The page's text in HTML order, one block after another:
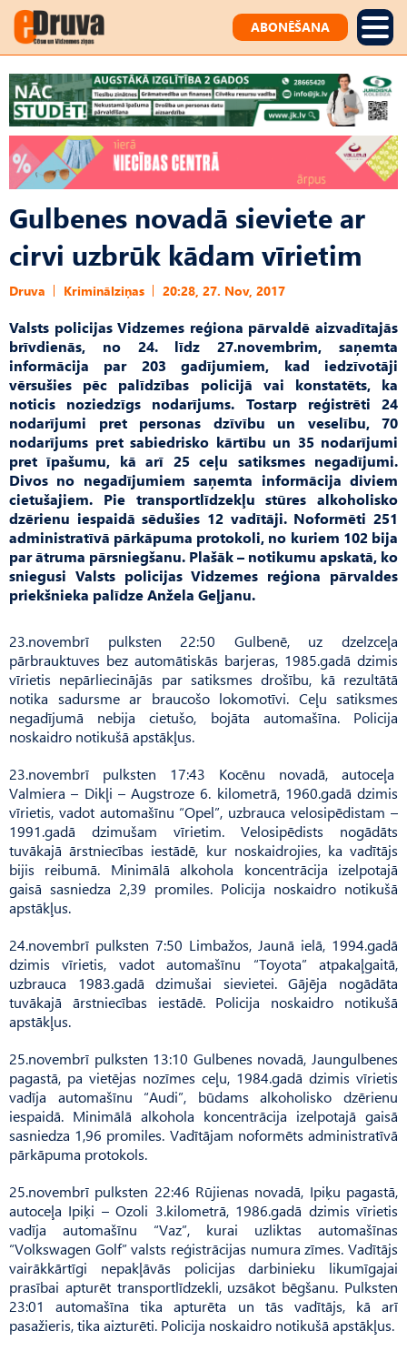
ABONĒŠANA
Gulbenes novadā sieviete ar
cirvi uzbrūk kādam vīrietim
Druva Kriminālziņas 20:28, 27. Nov, 2017
Valsts policijas Vidzemes reģiona pārvaldē aizvadītajās
brīvdienās, no 24. līdz 27.novembrim, saņemta
informācija par 203 gadījumiem, kad iedzīvotāji
vērsušies pēc palīdzības policijā vai konstatēts, ka
noticis noziedzīgs nodarījums. Tostarp reģistrēti 24
nodarījumi pret personas dzīvību un veselību, 70
nodarījums pret sabiedrisko kārtību un 35 nodarījumi
pret īpašumu, kā arī 25 ceļu satiksmes negadījumi.
Divos no negadījumiem saņemta informācija diviem
cietušajiem. Pie transportlīdzekļu stūres alkoholisko
dzērienu iespaidā sēdušies 12 vadītāji. Noformēti 251
administratīvā pārkāpuma protokoli, no kuriem 102 bija
par ātruma pārsniegšanu. Plašāk – notikumu apskatā, ko
sniegusi Valsts policijas Vidzemes reģiona pārvaldes
priekšnieka palīdze Anžela Geļjanu.
23.novembrī pulksten 22:50 Gulbenē, uz dzelzceļa
pārbrauktuves bez automātiskās barjeras, 1985.gadā dzimis
vīrietis nepārliecinājās par satiksmes drošību, kā rezultātā
notika sadursme ar braucošo lokomotīvi. Ceļu satiksmes
negadījumā nebija cietušo, bojāta automašīna. Policija
noskaidro notikušā apstākļus.
23.novembrī pulksten 17:43 Kocēnu novadā, autoceļa
Valmiera – Dikļi – Augstroze 6. kilometrā, 1960.gadā dzimis
vīrietis, vadot automašīnu “Opel”, uzbrauca velosipēdistam –
1991.gadā dzimušam vīrietim. Velosipēdists nogādāts
tuvākajā ārstniecības iestādē, kur noskaidrojies, ka vadītājs
bijis reibumā. Minimālā alkohola koncentrācija izelpotajā
gaisā sasniedza 2,39 promiles. Policija noskaidro notikušā
apstākļus.
24.novembrī pulksten 7:50 Limbažos, Jaunā ielā, 1994.gadā
dzimis vīrietis, vadot automašīnu “Toyota” atpakaļgaitā,
uzbrauca 1983.gadā dzimušai sievietei. Gājēja nogādāta
tuvākajā ārstniecības iestādē. Policija noskaidro notikušā
apstākļus.
25.novembrī pulksten 13:10 Gulbenes novadā, Jaungulbenes
pagastā, pa vietējas nozīmes ceļu, 1984.gadā dzimis vīrietis
vadīja automašīnu “Audi”, būdams alkoholisko dzērienu
iespaidā. Minimālā alkohola koncentrācija izelpotajā gaisā
sasniedza 1,96 promiles. Vadītājam noformēts administratīvā
pārkāpuma protokols.
25.novembrī pulksten 22:46 Rūjienas novadā, Ipiķu pagastā,
autoceļa Ipiķi – Ozoli 3.kilometrā, 1986.gadā dzimis vīrietis
vadīja automašīnu “Vaz”, kurai uzliktas automašīnas
“Volkswagen Golf” valsts reģistrācijas numura zīmes. Vadītājs
vairākkārtīgi nepakļāvās policijas darbinieku likumīgajai
prasībai apturēt transportlīdzekli, uzsākot bēgšanu. Pulksten
23:01 automašīna tika apturēta un tās vadītājs, kā arī
pasažieris, tika aizturēti. Policija noskaidro notikušā apstākļus.